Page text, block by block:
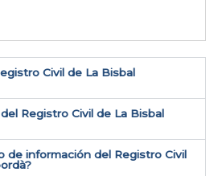
Civil de La Bisbal
Registro Civil de La Bisbal
de información del Registro Civil